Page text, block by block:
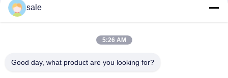
Ściskacz grzbietownic GR92287 Pasuje do Deere Bunker i
pojazdu polowego
Uszczelka olejowa wewnętrzna do kosiarki GM91399 Pasuje
sale
5:26 AM
Good day, what product are you looking for?